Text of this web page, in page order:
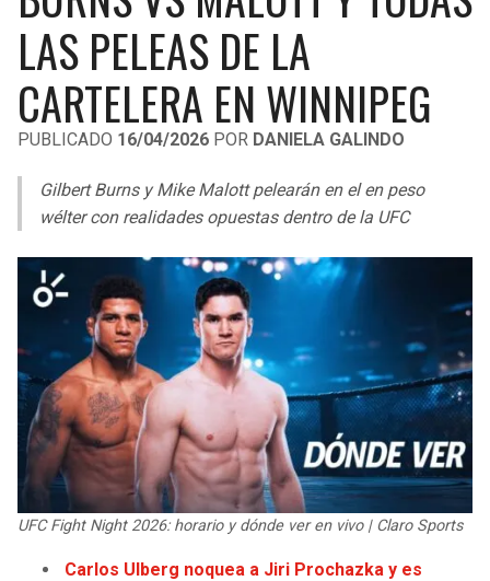
LIGA DE EXPANSIÓN MX
LEAGUES CUP
UEFA EUROPA LEAGUE
UEFA CONFERENCE LEAGUE
MLS
COPA SUDAMERICANA
LIGA BETPLAY
OTRAS LIGAS
RAIDERS
CHARGERS
BENGALS
BROWNS
STEELERS
TEXANS
COLTS
TITANS
CAVALIERS
PISTONS
BUCKS
HAWKS
HORNETS
HEAT
MAGIC
WARRIORS
LAS PELEAS DE LA
CARTELERA EN WINNIPEG
PUBLICADO 16/04/2026 POR DANIELA GALINDO
Gilbert Burns y Mike Malott pelearán en el en peso
wélter con realidades opuestas dentro de la UFC
UFC Fight Night 2026: horario y dónde ver en vivo | Claro Sports
Carlos Ulberg noquea a Jiri Prochazka y es